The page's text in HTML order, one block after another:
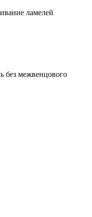
ламелей
без межвенцового